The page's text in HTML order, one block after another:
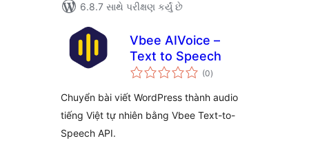
6.8.7 સાથે પરીક્ષણ કર્યું છે
Vbee AIVoice –
Text to Speech
(0કુલ
રેટિંગ્સ
)
Chuyển bài viết WordPress thành audio
tiếng Việt tự nhiên bằng Vbee Text-to-
Speech API.